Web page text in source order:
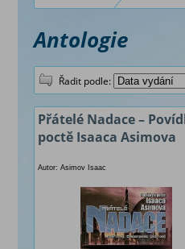
Antologie
Řadit podle:
Přátelé Nadace –
poctě Isaaca Asimova
Autor: Asimov Isaac